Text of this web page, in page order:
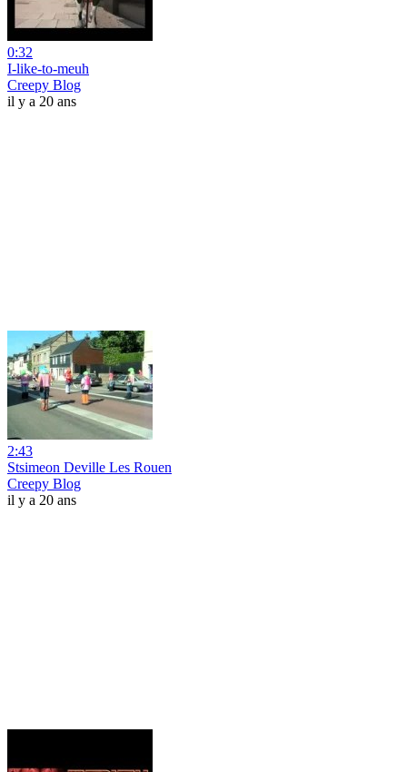
0:32
I-like-to-meuh
Creepy Blog
il y a 20 ans
2:43
Stsimeon Deville Les Rouen
Creepy Blog
il y a 20 ans